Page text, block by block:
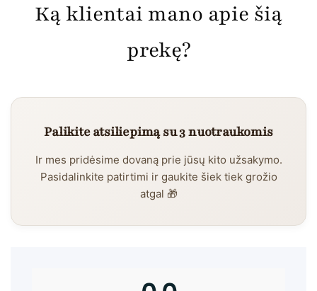
Ką klientai mano apie šią
prekę?
Palikite atsiliepimą su 3 nuotraukomis
Ir mes pridėsime dovaną prie jūsų kito užsakymo.
Pasidalinkite patirtimi ir gaukite šiek tiek grožio
atgal 🎁